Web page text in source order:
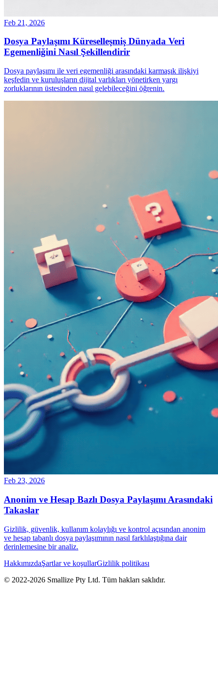
Feb 21, 2026
Dosya Paylaşımı Küreselleşmiş Dünyada Veri
Egemenliğini Nasıl Şekillendirir
Dosya paylaşımı ile veri egemenliği arasındaki karmaşık ilişkiyi
keşfedin ve kuruluşların dijital varlıkları yönetirken yargı
zorluklarının üstesinden nasıl gelebileceğini öğrenin.
Feb 23, 2026
Anonim ve Hesap Bazlı Dosya Paylaşımı Arasındaki
Takaslar
Gizlilik, güvenlik, kullanım kolaylığı ve kontrol açısından anonim
ve hesap tabanlı dosya paylaşımının nasıl farklılaştığına dair
derinlemesine bir analiz.
HakkımızdaŞartlar ve koşullarGizlilik politikası
© 2022-2026 Smallize Pty Ltd. Tüm hakları saklıdır.